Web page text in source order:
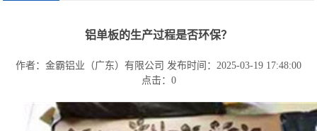
铝单板的生产过程是否环保？
作者：金霸铝业（广东）有限公司 发布时间：2025-03-19 17:48:00
点击： 0